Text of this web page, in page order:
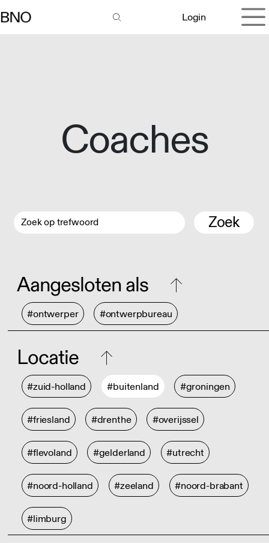
Login
Coaches
Zoek
Aangesloten als
#ontwerper #ontwerpbureau
Locatie
#zuid-holland #buitenland #groningen
#friesland #drenthe #overijssel
#flevoland #gelderland #utrecht
#noord-holland #zeeland #noord-brabant
#limburg